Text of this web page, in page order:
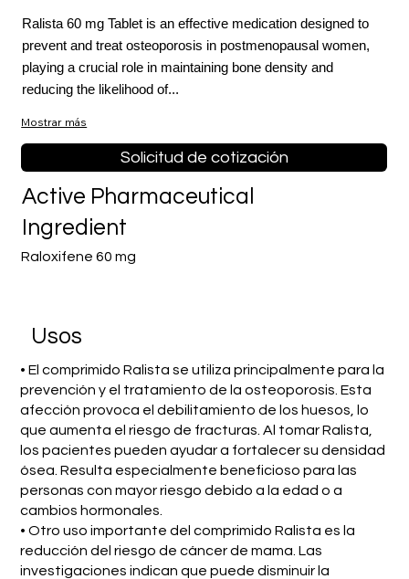
Ralista 60 mg Tablet is an effective medication designed to
prevent and treat osteoporosis in postmenopausal women,
playing a crucial role in maintaining bone density and
reducing the likelihood of...
Mostrar más
Solicitud de cotización
Raloxifene 60 mg
Active Pharmaceutical
Ingredient
​Usos
• El comprimido Ralista se utiliza principalmente para la
prevención y el tratamiento de la osteoporosis. Esta
afección provoca el debilitamiento de los huesos, lo
que aumenta el riesgo de fracturas. Al tomar Ralista,
los pacientes pueden ayudar a fortalecer su densidad
ósea. Resulta especialmente beneficioso para las
personas con mayor riesgo debido a la edad o a
cambios hormonales.
• Otro uso importante del comprimido Ralista es la
reducción del riesgo de cáncer de mama. Las
investigaciones indican que puede disminuir la